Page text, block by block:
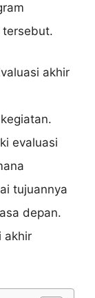
tersebut.
akhir
evaluasi
tujuannya
depan.
akhir